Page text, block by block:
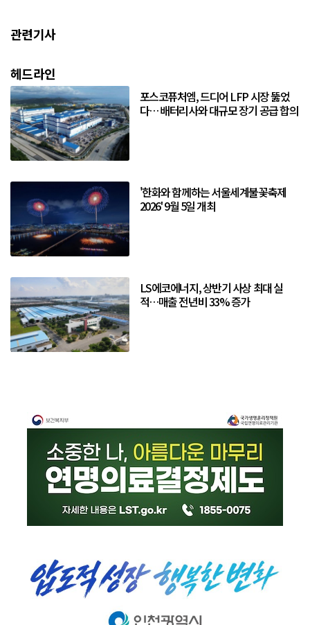
관련기사
헤드라인
포스코퓨처엠, 드디어 LFP 시장 뚫었
다… 배터리사와 대규모 장기 공급 합의
'한화와 함께하는 서울세계불꽃축제
2026' 9월 5일 개최
LS에코에너지, 상반기 사상 최대 실
적…매출 전년비 33% 증가